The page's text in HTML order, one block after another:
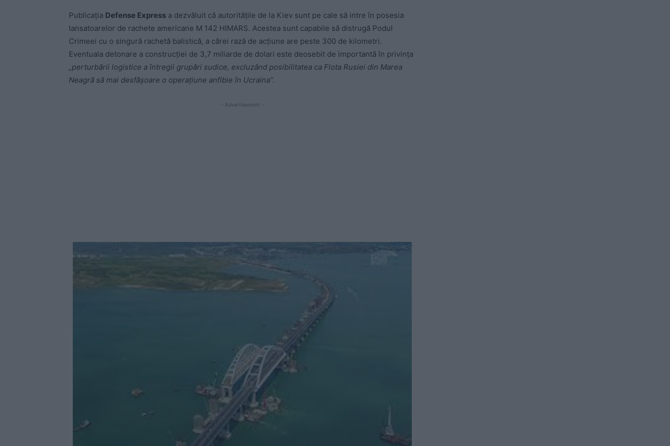
Publicația Defense Express a dezvăluit că autoritățile de la Kiev sunt pe cale să intre în posesia
lansatoarelor de rachete americane M 142 HIMARS. Acestea sunt capabile să distrugă Podul
Crimeei cu o singură rachetă balistică, a cărei rază de acțiune are peste 300 de kilometri.
Eventuala detonare a construcției de 3,7 miliarde de dolari este deosebit de importantă în privința
„perturbării logistice a întregii grupări sudice, excluzând posibilitatea ca Flota Rusiei din Marea
Neagră să mai desfășoare o operațiune anfibie în Ucraina”.
- Advertisement -